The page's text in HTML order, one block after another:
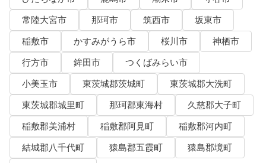
常陸大宮市
那珂市 筑西市
坂東市
稲敷市
かすみがうら市 桜川市
神栖市
行方市
鉾田市
つくばみらい市
小美玉市
東茨城郡茨城町
東茨城郡大洗町
東茨城郡城里町
那珂郡東海村
久慈郡大子町
稲敷郡美浦村
稲敷郡阿見町
稲敷郡河内町
結城郡八千代町
猿島郡五霞町
猿島郡境町